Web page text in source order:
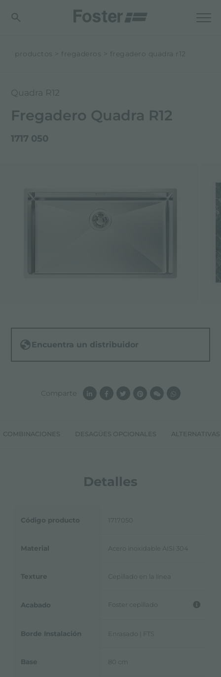
productos fregaderos fregadero quadra r12
COMBINACIONES DESAGÜES OPCIONALES ALTERNATIVAS
Detalles
Código producto 1717050
Material Acero inoxidable AISI 304
Texture Cepillado en la línea
Acabado Foster cepillado
Borde Instalación Enrasado | FTS
Base 80 cm
Quadra R12
Fregadero Quadra R12
1717 050
Encuentra un distribuidor
Comparte